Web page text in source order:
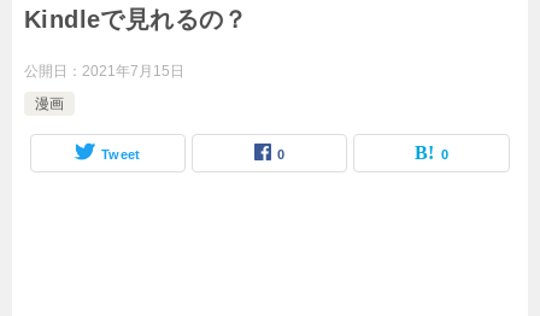
Kindleで見れるの？
公開日： 2021年7月15日
漫画
Tweet 0 0